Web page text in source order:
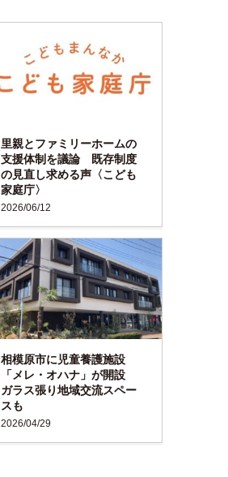
2026/06/12
里親とファミリーホームの
支援体制を議論 既存制度
の見直し求める声〈こども
家庭庁〉
2026/04/29
相模原市に児童養護施設
「メレ・オハナ」が開設
ガラス張り地域交流スペー
スも